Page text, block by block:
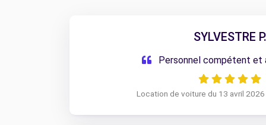
SYLVESTRE P.
Personnel compétent et
Location de voiture du 13 avril